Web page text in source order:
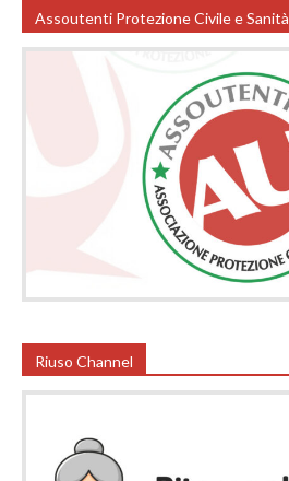
Assoutenti Protezione Civile e Sanità
Riuso Channel